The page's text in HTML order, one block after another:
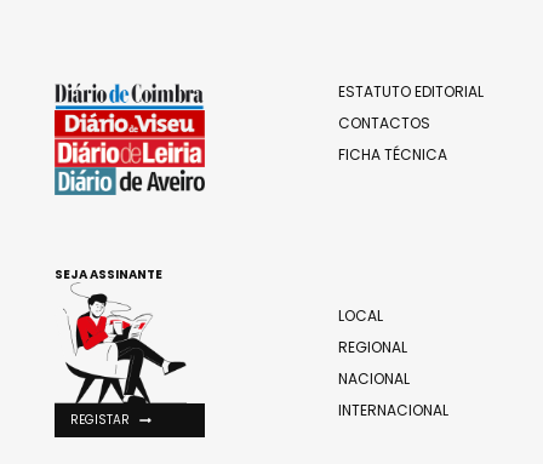
ESTATUTO EDITORIAL
CONTACTOS
FICHA TÉCNICA
LOCAL
REGIONAL
NACIONAL
INTERNACIONAL
SEJA ASSINANTE
REGISTAR